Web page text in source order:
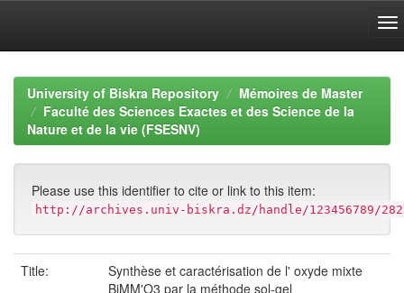
navigationUniversity of Biskra Repository
Mémoires de Master
Faculté des Sciences Exactes et des Science de la
Nature et de la vie (FSESNV)
Please use this identifier to cite or link to this item:
http://archives.univ-biskra.dz/handle/123456789/
Title:
Synthèse et caractérisation de l' oxyde mixte
BiMM'O3 par la méthode sol-gel